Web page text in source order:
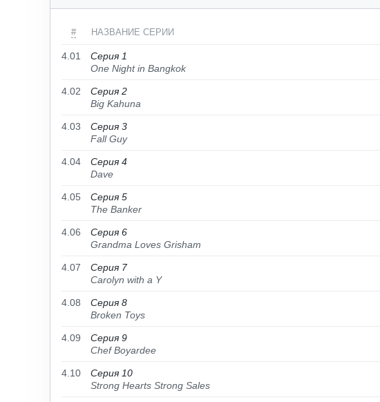
# НАЗВАНИЕ СЕРИИ
4.01
Серия 1
One Night in Bangkok
4.02
Серия 2
Big Kahuna
4.03
Серия 3
Fall Guy
4.04
Серия 4
Dave
4.05
Серия 5
The Banker
4.06
Серия 6
Grandma Loves Grisham
4.07
Серия 7
Carolyn with a Y
4.08
Серия 8
Broken Toys
4.09
Серия 9
Chef Boyardee
4.10
Серия 10
Strong Hearts Strong Sales